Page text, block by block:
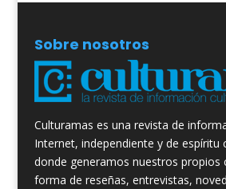
Sobre nosotros
Culturamas es una revista de
Internet, independiente y de espíritu
donde generamos nuestros propios
forma de reseñas, entrevistas,